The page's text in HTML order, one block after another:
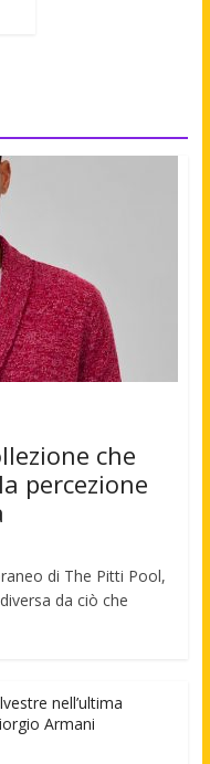
che
percezione
di The Pitti Pool,
da ciò che
nell’ultima
Armani